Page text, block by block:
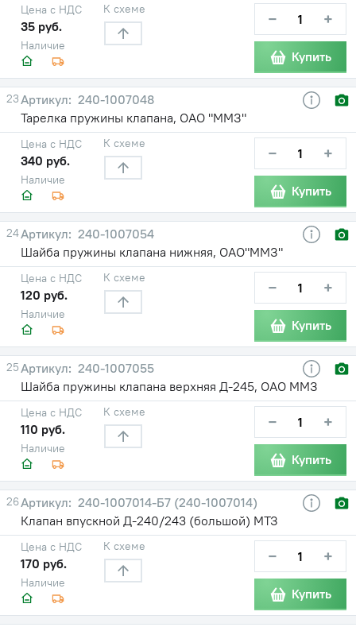
Наличие
Цена с НДС
35 руб.
К схеме − +
Купить
23
240-1007048
Тарелка пружины клапана, ОАО "ММЗ"
Наличие
Цена с НДС
340 руб.
К схеме − +
Купить
24
240-1007054
Шайба пружины клапана нижняя, ОАО"ММЗ"
Наличие
Цена с НДС
120 руб.
К схеме − +
Купить
25
240-1007055
Шайба пружины клапана верхняя Д-245, ОАО ММЗ
Наличие
Цена с НДС
110 руб.
К схеме − +
Купить
26
240-1007014-Б7 (240-1007014)
Клапан впускной Д-240/243 (большой) МТЗ
Наличие
Цена с НДС
170 руб.
К схеме − +
Купить